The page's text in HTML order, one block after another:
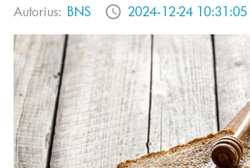
Autorius: BNS 2024-12-24 10:31:05